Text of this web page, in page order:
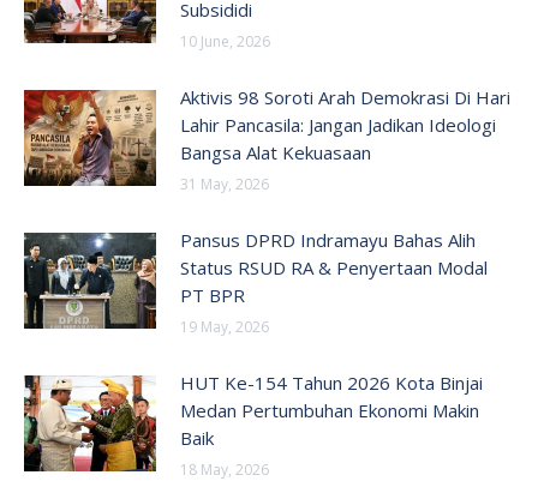
Subsididi
10 June, 2026
Aktivis 98 Soroti Arah Demokrasi Di Hari
Lahir Pancasila: Jangan Jadikan Ideologi
Bangsa Alat Kekuasaan
31 May, 2026
Pansus DPRD Indramayu Bahas Alih
Status RSUD RA & Penyertaan Modal
PT BPR
19 May, 2026
HUT Ke-154 Tahun 2026 Kota Binjai
Medan Pertumbuhan Ekonomi Makin
Baik
18 May, 2026